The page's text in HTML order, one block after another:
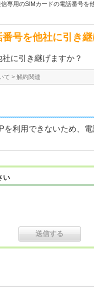
専用のSIMカードの電話番号を
号を他社に引き継
に引き継げますか？
て > 解約関連
利用できないため、
い